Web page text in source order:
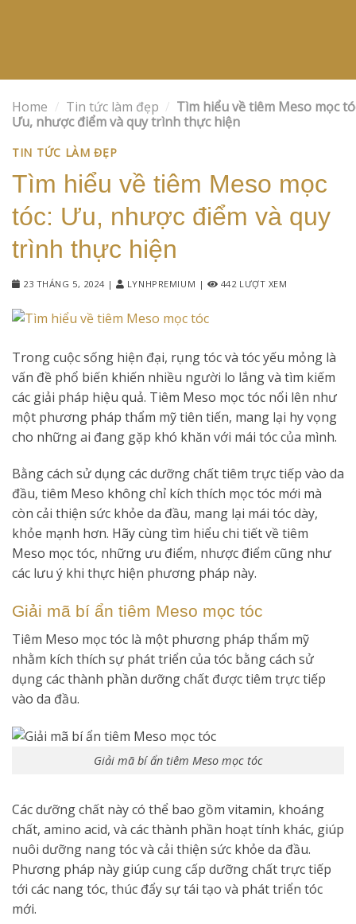
Home / Tin tức làm đẹp / Tìm hiểu về tiêm Meso mọc
Ưu, nhược điểm và quy trình thực hiện
TIN TỨC LÀM ĐẸP
Tìm hiểu về tiêm Meso mọc
tóc: Ưu, nhược điểm và quy
trình thực hiện
23 THÁNG 5, 2024 | LYNHPREMIUM | 442 LƯỢT XEM
Trong cuộc sống hiện đại, rụng tóc và tóc yếu mỏng là
vấn đề phổ biến khiến nhiều người lo lắng và tìm kiếm
các giải pháp hiệu quả. Tiêm Meso mọc tóc nổi lên như
một phương pháp thẩm mỹ tiên tiến, mang lại hy vọng
cho những ai đang gặp khó khăn với mái tóc của mình.
Bằng cách sử dụng các dưỡng chất tiêm trực tiếp vào da
đầu, tiêm Meso không chỉ kích thích mọc tóc mới mà
còn cải thiện sức khỏe da đầu, mang lại mái tóc dày,
khỏe mạnh hơn. Hãy cùng tìm hiểu chi tiết về tiêm
Meso mọc tóc, những ưu điểm, nhược điểm cũng như
các lưu ý khi thực hiện phương pháp này.
Giải mã bí ẩn tiêm Meso mọc tóc
Tiêm Meso mọc tóc là một phương pháp thẩm mỹ
nhằm kích thích sự phát triển của tóc bằng cách sử
dụng các thành phần dưỡng chất được tiêm trực tiếp
vào da đầu.
Giải mã bí ẩn tiêm Meso mọc tóc
Các dưỡng chất này có thể bao gồm vitamin, khoáng
chất, amino acid, và các thành phần hoạt tính khác, giúp
nuôi dưỡng nang tóc và cải thiện sức khỏe da đầu.
Phương pháp này giúp cung cấp dưỡng chất trực tiếp
tới các nang tóc, thúc đẩy sự tái tạo và phát triển tóc
mới.